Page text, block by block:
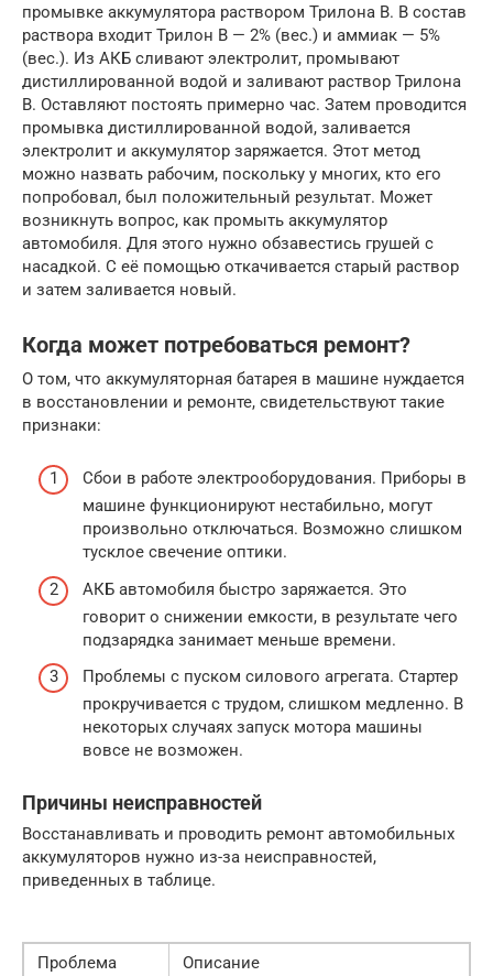
промывке аккумулятора раствором Трилона В. В состав
раствора входит Трилон В — 2% (вес.) и аммиак — 5%
(вес.). Из АКБ сливают электролит, промывают
дистиллированной водой и заливают раствор Трилона
В. Оставляют постоять примерно час. Затем проводится
промывка дистиллированной водой, заливается
электролит и аккумулятор заряжается. Этот метод
можно назвать рабочим, поскольку у многих, кто его
попробовал, был положительный результат. Может
возникнуть вопрос, как промыть аккумулятор
автомобиля. Для этого нужно обзавестись грушей с
насадкой. С её помощью откачивается старый раствор
и затем заливается новый.
Когда может потребоваться ремонт?
О том, что аккумуляторная батарея в машине нуждается
в восстановлении и ремонте, свидетельствуют такие
признаки:
Сбои в работе электрооборудования. Приборы в
машине функционируют нестабильно, могут
произвольно отключаться. Возможно слишком
тусклое свечение оптики.
АКБ автомобиля быстро заряжается. Это
говорит о снижении емкости, в результате чего
подзарядка занимает меньше времени.
Проблемы с пуском силового агрегата. Стартер
прокручивается с трудом, слишком медленно. В
некоторых случаях запуск мотора машины
вовсе не возможен.
Причины неисправностей
Восстанавливать и проводить ремонт автомобильных
аккумуляторов нужно из-за неисправностей,
приведенных в таблице.
Проблема Описание